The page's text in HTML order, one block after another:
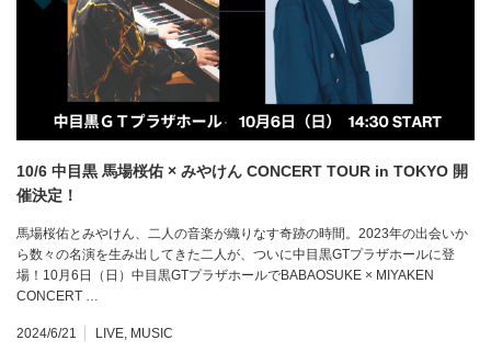
10/6 中目黒 馬場桜佑 × みやけん CONCERT TOUR in TOKYO 開
催決定！
馬場桜佑とみやけん、二人の音楽が織りなす奇跡の時間。2023年の出会いか
ら数々の名演を生み出してきた二人が、ついに中目黒GTプラザホールに登
場！10月6日（日）中目黒GTプラザホールでBABAOSUKE × MIYAKEN
CONCERT …
2024/6/21 LIVE, MUSIC